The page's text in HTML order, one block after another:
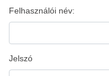
Felhasználói név:
Jelszó